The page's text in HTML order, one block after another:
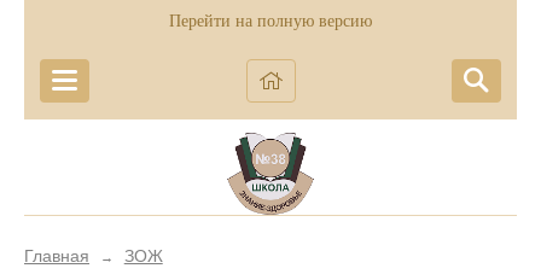
Перейти на полную версию
Главная → ЗОЖ